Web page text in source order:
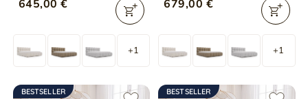
Beige
645,00 €
+1
Beige
679,00 €
+1
BESTSELLER BESTSELLER